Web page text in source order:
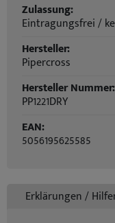
Zulassung:
Eintragungsfrei /
Hersteller:
Pipercross
Hersteller Nummer:
PP1221DRY
EAN:
5056195625585
Erklärungen /